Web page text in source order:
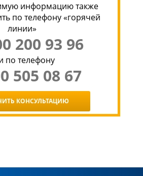
информацию также
по телефону «горячей
линии»
200 93 96
по телефону
505 08 67
КОНСУЛЬТАЦИЮ